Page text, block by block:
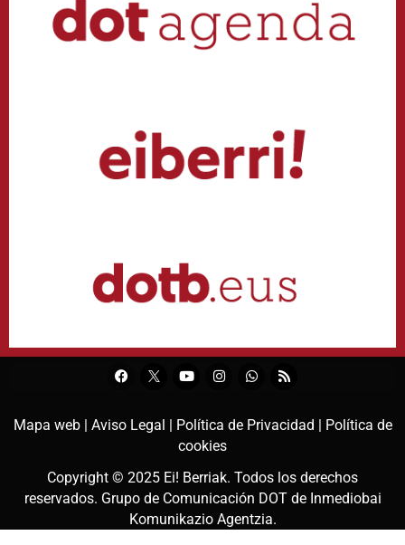
Mapa web | Aviso Legal | Política de Privacidad | Política de
cookies
Copyright © 2025 Ei! Berriak. Todos los derechos
reservados. Grupo de Comunicación DOT de Inmediobai
Komunikazio Agentzia.